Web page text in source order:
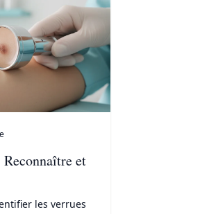
et
les verrues